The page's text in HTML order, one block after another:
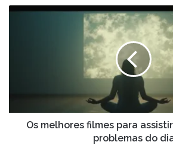
Os
problemas
Os melhores filmes para
problemas do